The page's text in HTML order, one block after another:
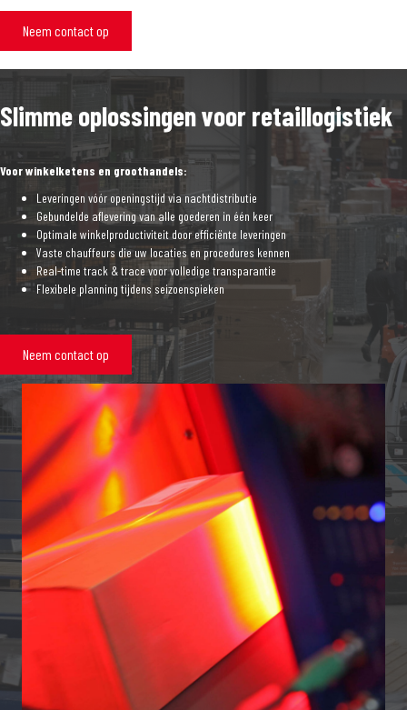
Neem contact op
Slimme oplossingen voor retaillogistiek
Voor winkelketens en groothandels:
Leveringen vóór openingstijd via nachtdistributie
Gebundelde aflevering van alle goederen in één keer
Optimale winkelproductiviteit door efficiënte leveringen
Vaste chauffeurs die uw locaties en procedures kennen
Real-time track & trace voor volledige transparantie
Flexibele planning tijdens seizoenspieken
Neem contact op